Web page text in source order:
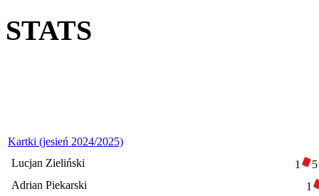
STATS
Kartki (jesień 2024/2025)
Lucjan Zieliński
1
5
Adrian Piekarski
1